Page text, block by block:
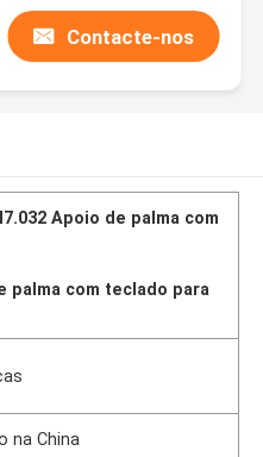
Contacte-nos
Apoio de palma com
palma com teclado para
na China